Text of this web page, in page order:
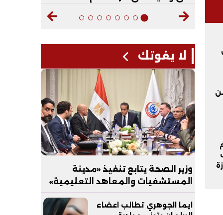
من
ضبط 2.5 طن
لا يفوتك
وزير الصحة يتابع تنفيذ «مدينة
المستشفيات والمعاهد التعليمية»
بالعاصمة الجديدة
ايما الجوهري تطالب اعضاء